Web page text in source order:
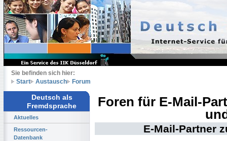
Sie befinden sich hier:
Start
Austausch Forum
Deutsch als
Fremdsprache
Aktuelles
Ressourcen-
Datenbank
Foren für E-Mail-
E-Mail-Partner